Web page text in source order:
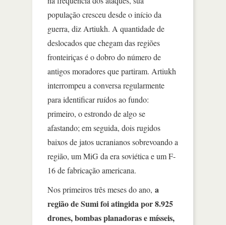
população cresceu desde o início da
guerra, diz Artiukh. A quantidade de
deslocados que chegam das regiões
fronteiriças é o dobro do número de
antigos moradores que partiram. Artiukh
interrompeu a conversa regularmente
para identificar ruídos ao fundo:
primeiro, o estrondo de algo se
afastando; em seguida, dois rugidos
baixos de jatos ucranianos sobrevoando a
região, um MiG da era soviética e um F-
16 de fabricação americana.
Nos primeiros três meses do ano, a
região de Sumi foi atingida por 8.925
drones, bombas planadoras e mísseis,